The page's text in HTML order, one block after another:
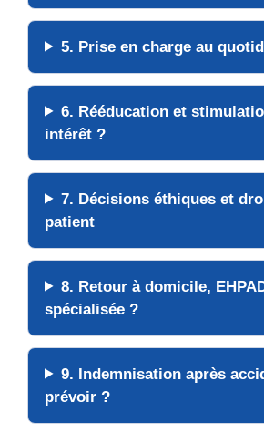
5. Prise en charge au
6. Rééducation et
intérêt ?
7. Décisions éthiques et
patient
8. Retour à domicile,
spécialisée ?
9. Indemnisation après
prévoir ?